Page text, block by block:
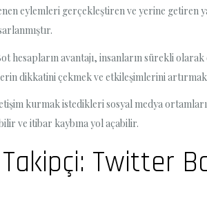
eylemleri gerçekleştiren ve yerine getiren
hesapların avantajı, insanların sürekli
dikkatini çekmek ve etkileşimlerini
kurmak istedikleri sosyal medya
ve itibar kaybına yol açabilir.
Twitter